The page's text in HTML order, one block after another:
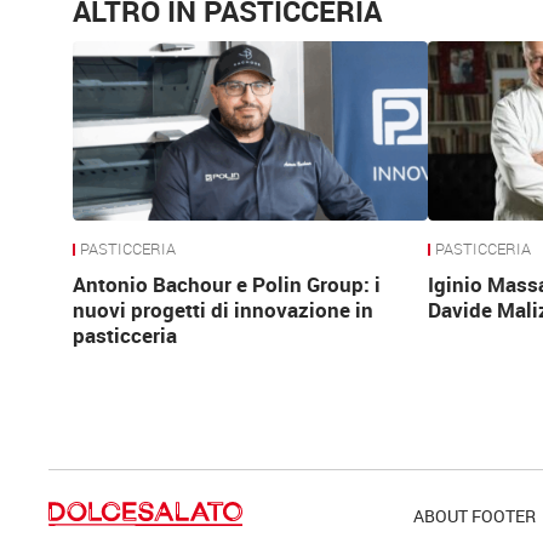
ALTRO IN PASTICCERIA
PASTICCERIA
Antonio Bachour e Polin Group: i
nuovi progetti di innovazione in
pasticceria
PASTICCERIA
Iginio
Davide
ABOUT FOOTER